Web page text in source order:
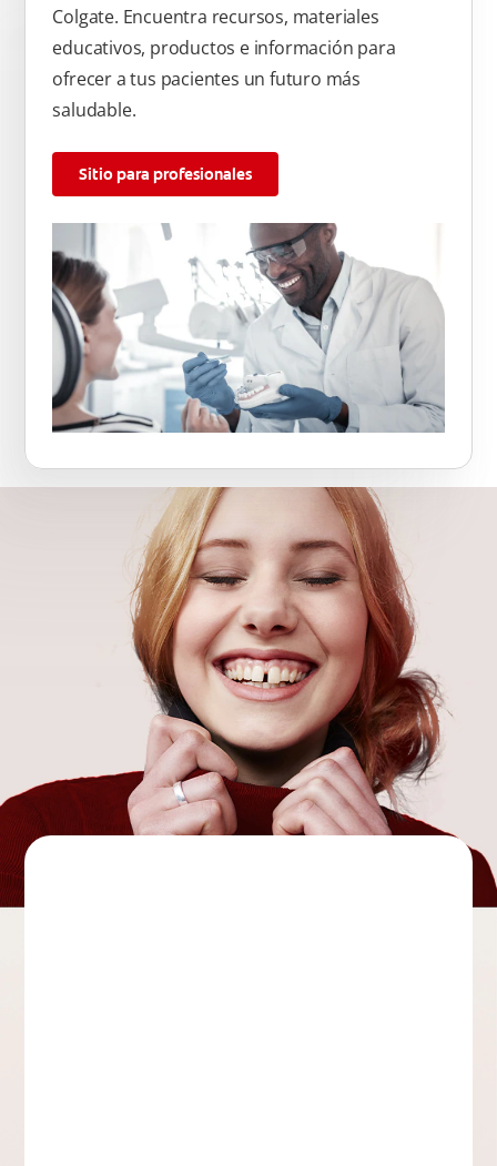
Colgate. Encuentra recursos, materiales
educativos, productos e información para
ofrecer a tus pacientes un futuro más
saludable.
Sitio para profesionales